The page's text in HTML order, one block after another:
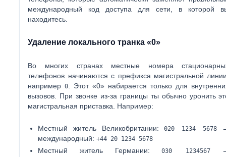
международный код доступа для сети, в которой
находитесь.
Удаление локального транка «0»
Во многих странах местные номера
телефонов начинаются с префикса магистральной
например0 . Этот «0» набирается только для
вызовов. При звонке из-за границы ты обычно уронить
магистральная приставка. Например:
Местный житель Великобритании:020 1234 5678
международный:+44 20 1234 5678
Местный житель Германии:030 1234567